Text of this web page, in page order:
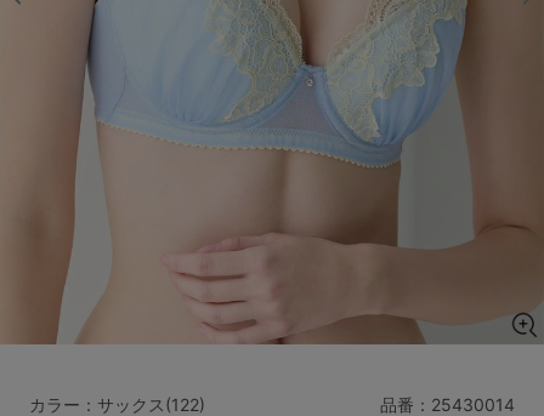
SALE
サイズからブラを探す
A70 A75
C65 C85
D65 D75 D80
E65 E70 E75 E80 E85
F65 F70 F75
すべてのサイズを表示する
品番： 25430014
カラー：サックス(122)